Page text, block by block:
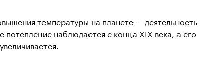
температуры на планете — деятельность
потепление наблюдается с конца XIX века, а его